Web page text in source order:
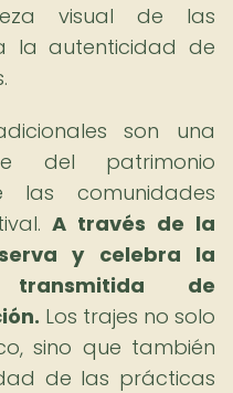
visual de las
la autenticidad de
son una
del patrimonio
las comunidades
A través de la
y celebra la
de
Los trajes no solo
sino que también
de las prácticas